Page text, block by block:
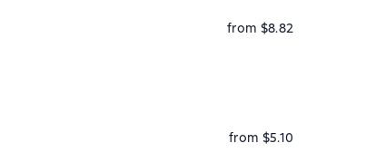
from $8.82
from $5.10